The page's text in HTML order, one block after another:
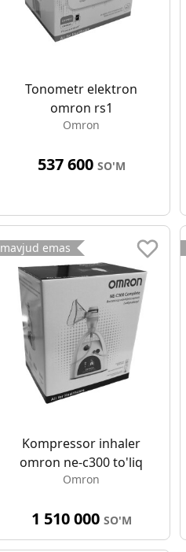
Tonometr elektron
omron rs1
Omron
537 600 SO'M
mavjud emas
Kompressor inhaler
omron ne-c300 to'liq
Omron
1 510 000 SO'M